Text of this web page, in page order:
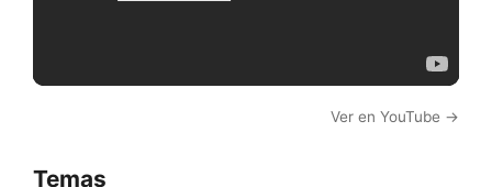
Ver en YouTube →
Temas